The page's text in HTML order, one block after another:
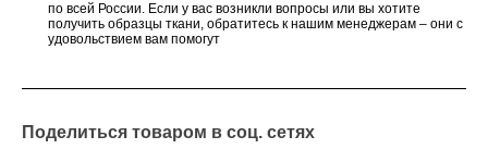
по всей России. Если у вас возникли вопросы или вы хотите
получить образцы ткани, обратитесь к нашим менеджерам – они с
удовольствием вам помогут
Поделиться товаром в соц. сетях